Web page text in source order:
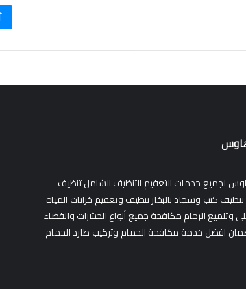
لجميع خدمات التعقيم التنظيف الشامل تنظيف
تنظيف كنب وسجاد بالبخار تنظيف وتعقيم خزانات المياه
وتلميع الرخام مكافحة جميع أنواع الحشرات والقضاء
افضل خدمة مكافحة الحمام وتركيب طارد الحمام